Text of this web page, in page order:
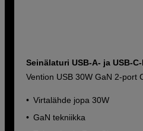
Seinälaturi USB-A- ja USB-
Vention USB 30W GaN 2-port
Virtalähde jopa 30W
GaN tekniikka